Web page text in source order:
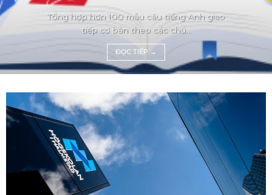
Tổng hợp hơn 100 mẫu câu tiếng Anh giao
tiếp cơ bản theo các chủ...
ĐỌC TIẾP →